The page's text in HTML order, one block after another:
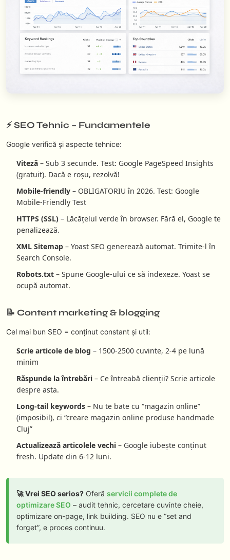
⚡ SEO Tehnic – Fundamentele
Google verifică și aspecte tehnice:
Viteză – Sub 3 secunde. Test: Google PageSpeed Insights
(gratuit). Dacă e roșu, rezolvă!
Mobile-friendly – OBLIGATORIU în 2026. Test: Google
Mobile-Friendly Test
HTTPS (SSL) – Lăcățelul verde în browser. Fără el, Google te
penalizează.
XML Sitemap – Yoast SEO generează automat. Trimite-l în
Search Console.
Robots.txt – Spune Google-ului ce să indexeze. Yoast se
ocupă automat.
📝 Content marketing & blogging
Cel mai bun SEO = conținut constant și util:
Scrie articole de blog – 1500-2500 cuvinte, 2-4 pe lună
minim
Răspunde la întrebări – Ce întreabă clienții? Scrie articole
despre asta.
Long-tail keywords – Nu te bate cu “magazin online”
(imposibil), ci “creare magazin online produse handmade
Cluj”
Actualizează articolele vechi – Google iubește conținut
fresh. Update din 6-12 luni.
🚀 Vrei SEO serios? Oferă servicii complete de
optimizare SEO – audit tehnic, cercetare cuvinte cheie,
optimizare on-page, link building. SEO nu e “set and
forget”, e proces continuu.